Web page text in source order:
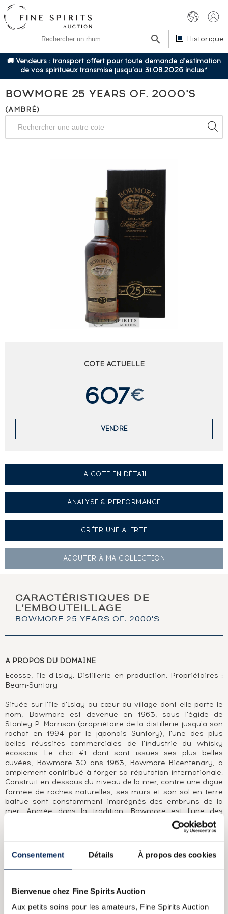
Consentement Détails À propos des cookies
Bienvenue chez Fine Spirits Auction
Aux petits soins pour les amateurs, Fine Spirits Auction
Historique
🚚 Vendeurs : transport offert pour toute demande d’estimation
de vos spiritueux transmise jusqu’au 31.08.2026 inclus*
BOWMORE 25 YEARS OF. 2000'S
(AMBRÉ)
COTE ACTUELLE
607€
VENDRE
LA COTE EN DÉTAIL
ANALYSE & PERFORMANCE
CRÉER UNE ALERTE
AJOUTER À MA COLLECTION
CARACTÉRISTIQUES DE
L'EMBOUTEILLAGE
BOWMORE 25 YEARS OF. 2000'S
A PROPOS DU DOMAINE
Ecosse, île d'Islay. Distillerie en production. Propriétaires :
Beam-Suntory
Située sur l'île d'Islay au cœur du village dont elle porte le
nom, Bowmore est devenue en 1963, sous l'égide de
Stanley P. Morrison (propriétaire de la distillerie jusqu'à son
rachat en 1994 par le japonais Suntory), l'une des plus
belles réussites commerciales de l'industrie du whisky
écossais. Le chai #1 dont sont issues ses plus belles
cuvées, Bowmore 30 ans 1963, Bowmore Bicentenary, a
amplement contribué à forger sa réputation internationale.
Construit en dessous du niveau de la mer, contre une digue
formée de roches naturelles, ses murs et son sol en terre
battue sont constamment imprégnés des embruns de la
mer. Ancrée dans la tradition, Bowmore est l'une des
dernières distilleries à effectuer en son sein une part du
maltage de l'orge nécessaire à la production de son whisky.
1964) ou en ex-fûts de sherry (Black Bowmore 1964), son
distillat aux notes de réglisse, de tourbe et d'eucalyptus
parvient toujours à faire ressurgir cette pointe de fruits
A PROPOS DE LA CUVÉE